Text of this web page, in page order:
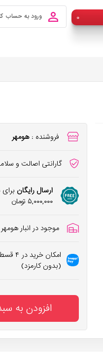
۰ ورود به حساب
فروشنده : هومهر
گارانتی اصالت و
ارسال رایگان
۵,۰۰۰,۰۰۰ تومان
موجود در انبار هومهر
امکان خرید در ۴ قسط
(بدون کارمزد)
افزودن به